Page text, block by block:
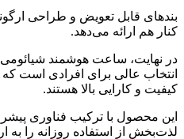
بندهای قابل تعویض و طراحی
کنار هم ارائه می‌دهد.
انتخاب عالی برای افرادی است
کیفیت و کارایی بالا هستند.
این محصول با ترکیب فناوری
لذت‌بخش از استفاده روزانه را به